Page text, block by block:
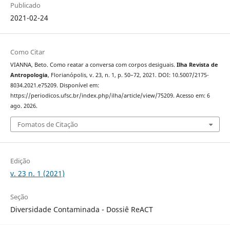
Publicado
2021-02-24
Como Citar
VIANNA, Beto. Como reatar a conversa com corpos desiguais. Ilha Revista de
Antropologia, Florianópolis, v. 23, n. 1, p. 50–72, 2021. DOI: 10.5007/2175-
8034.2021.e75209. Disponível em:
https://periodicos.ufsc.br/index.php/ilha/article/view/75209. Acesso em: 6
ago. 2026.
Fomatos de Citação
Edição
v. 23 n. 1 (2021)
Seção
Diversidade Contaminada - Dossiê ReACT